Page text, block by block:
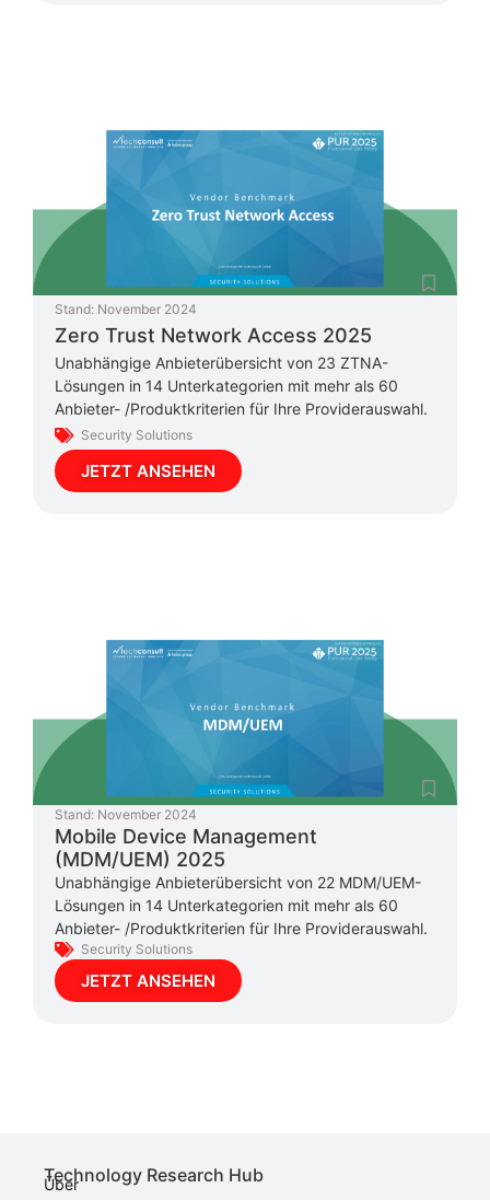
Stand: November 2024
Zero Trust Network Access 2025
Unabhängige Anbieterübersicht von 23 ZTNA-
Lösungen in 14 Unterkategorien mit mehr als 60
Anbieter- /Produktkriterien für Ihre Providerauswahl.
Security Solutions
JETZT ANSEHEN
Stand: November 2024
Mobile Device Management
(MDM/UEM) 2025
Unabhängige Anbieterübersicht von 22 MDM/UEM-
Lösungen in 14 Unterkategorien mit mehr als 60
Anbieter- /Produktkriterien für Ihre Providerauswahl.
Security Solutions
JETZT ANSEHEN
Technology Research Hub
Über